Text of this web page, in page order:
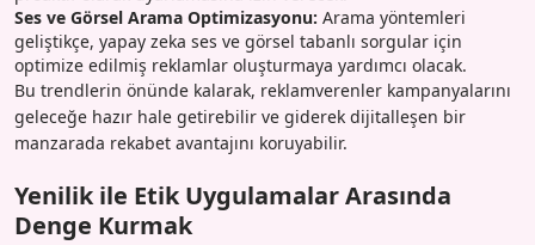
Ses ve Görsel Arama Optimizasyonu: Arama yöntemleri
geliştikçe, yapay zeka ses ve görsel tabanlı sorgular için
optimize edilmiş reklamlar oluşturmaya yardımcı olacak.
Bu trendlerin önünde kalarak, reklamverenler kampanyalarını
geleceğe hazır hale getirebilir ve giderek dijitalleşen bir
manzarada rekabet avantajını koruyabilir.
Yenilik ile Etik Uygulamalar Arasında
Denge Kurmak